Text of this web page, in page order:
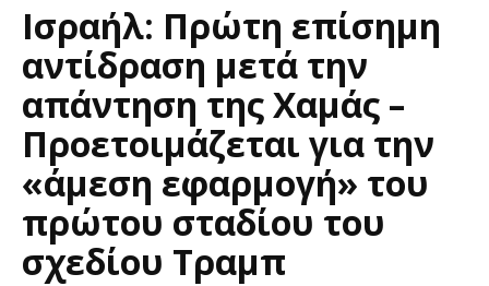
Ισραήλ: Πρώτη επίσημη
αντίδραση μετά την
απάντηση της Χαμάς –
Προετοιμάζεται για την
«άμεση εφαρμογή» του
πρώτου σταδίου του
σχεδίου Τραμπ